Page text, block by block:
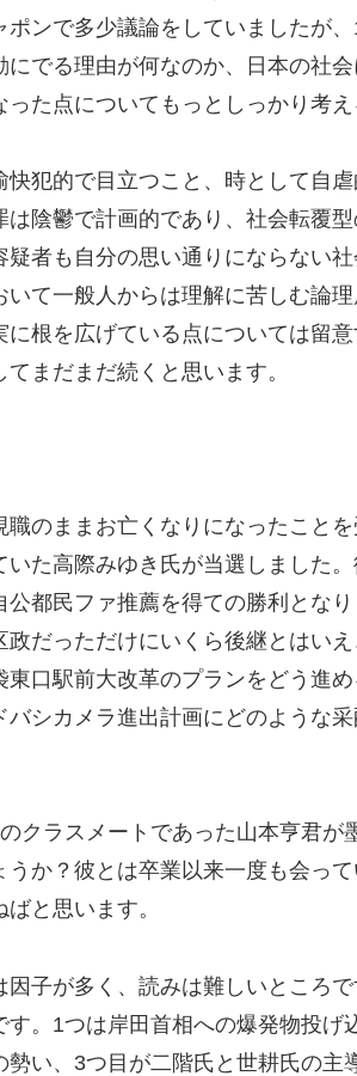
ンで多少議論をしていましたが
でる理由が何なのか、日本の社
た点についてもっとしっかり考え
犯的で目立つこと、時として自
陰鬱で計画的であり、社会転覆
者も自分の思い通りにならない
て一般人からは理解に苦しむ論
根を広げている点については留
まだまだ続くと思います。
のままお亡くなりになったこと
た高際みゆき氏が当選しました
都民ファ推薦を得ての勝利とな
だっただけにいくら後継とはい
東口駅前大改革のプランをどう進
シカメラ進出計画にどのような
クラスメートであった山本亨君が
か？彼とは卒業以来一度も会っ
と思います。
子が多く、読みは難しいところ
。1つは岸田首相への爆発物投げ
い、3つ目が二階氏と世耕氏の主